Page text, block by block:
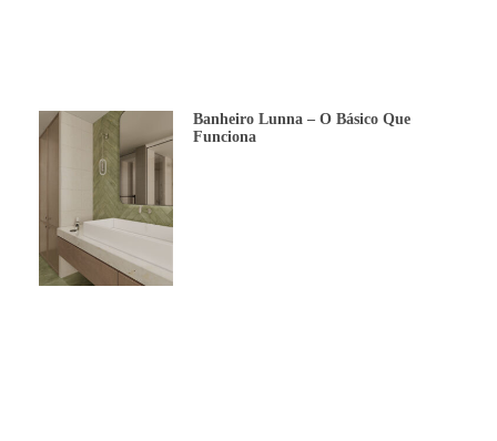
Banheiro Lunna – O Básico Que
Funciona